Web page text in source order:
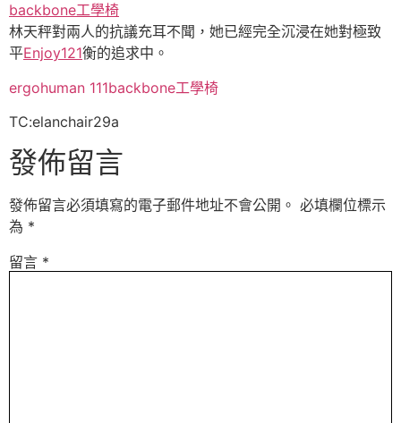
backbone工學椅
林天秤對兩人的抗議充耳不聞，她已經完全沉浸在她對極致
平Enjoy121衡的追求中。
ergohuman 111backbone工學椅
TC:elanchair29a
發佈留言
發佈留言必須填寫的電子郵件地址不會公開。 必填欄位標示
為 *
留言 *